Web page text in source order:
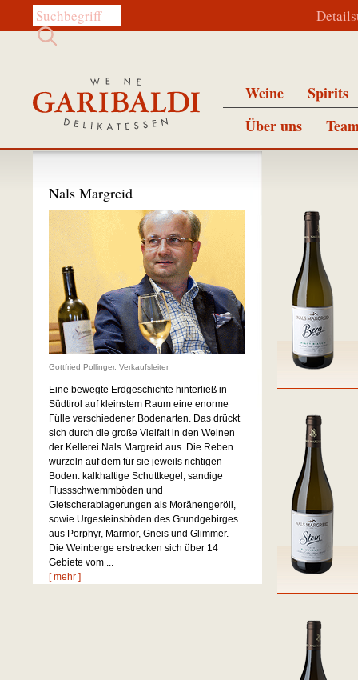
Diese Website durchsuchen:
Weine
Spirits
Über uns
Nals Margreid
Gottfried Pollinger, Verkaufsleiter
Eine bewegte Erdgeschichte hinterließ in
Südtirol auf kleinstem Raum eine enorme
Fülle verschiedener Bodenarten. Das drückt
sich durch die große Vielfalt in den Weinen
der Kellerei Nals Margreid aus. Die Reben
wurzeln auf dem für sie jeweils richtigen
Boden: kalkhaltige Schuttkegel, sandige
Flussschwemmböden und
Gletscherablagerungen als Moränengeröll,
sowie Urgesteinsböden des Grundgebirges
aus Porphyr, Marmor, Gneis und Glimmer.
Die Weinberge erstrecken sich über 14
Gebiete vom ...
[ mehr ]